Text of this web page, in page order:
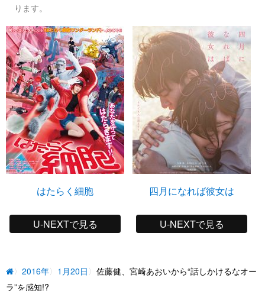
ります。
はたらく細胞
U-NEXTで見る
四月になれば彼女は
U-NEXTで見る
2016年 1月20日
佐藤健、宮崎あおいから“話しかけるなオー
ラ”を感知!?